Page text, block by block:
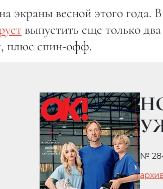
экраны весной этого года.
выпустить еще только
плюс спин-офф.
№ 28-